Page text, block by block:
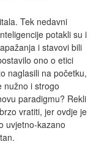
Tek nedavni
potakli su i
i stavovi bili
ono o etici
naglasili na početku,
nužno i strogo
paradigmu? Rekli
vratiti, jer ovdje je
uvjetno-kazano